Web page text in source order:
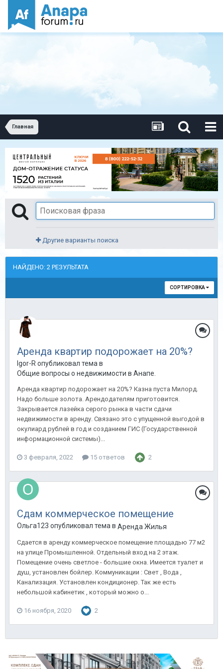
Главная
Другие варианты поиска
НАЙДЕНО: 2 РЕЗУЛЬТАТА
СОРТИРОВКА
Аренда квартир подорожает на 20%?
Igor-R опубликовал тема в
Общие вопросы о недвижимости в Анапе.
Аренда квартир подорожает на 20%? Казна пуста Милорд.
Надо больше золота. Арендодателям приготовится.
Закрывается лазейка серого рынка в части сдачи
недвижимости в аренду. Связано это с упущенной выгодой в
окулиард рублей в год и созданием ГИС (Государственной
информационной системы)...
3 февраля, 2022 15 ответов 2
Сдам коммерческое помещение
Ольга123 опубликовал тема в Аренда Жилья
Сдается в аренду коммерческое помещение площадью 77 м2
на улице Промышленной. Отдельный вход на 2 этаж.
Помещение очень светлое - большие окна. Имеется туалет и
душ, установлен бойлер. Коммуникации : Свет , Вода ,
Канализация. Установлен кондиционер. Так же есть
небольшой кабинетик , который можно о...
16 ноября, 2020 2